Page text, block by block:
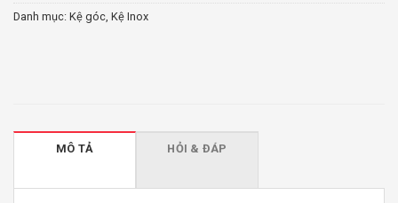
Danh mục: Kệ góc Kệ Inox
MÔ TẢ HỎI & ĐÁP